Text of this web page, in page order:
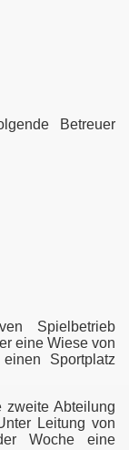
Betreuer
Spielbetrieb
eine Wiese von
Sportplatz
Abteilung
Leitung von
Woche eine